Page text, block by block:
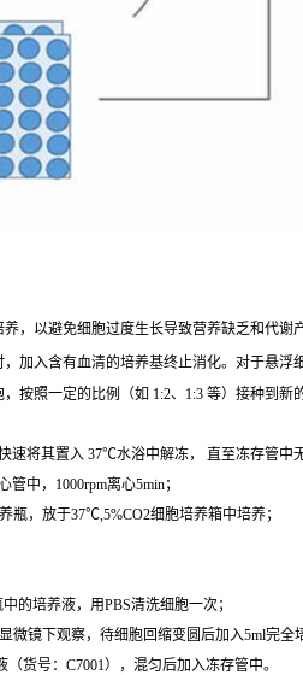
，以避免细胞过度生长导致营养缺乏和代
加入含有血清的培养基终止消化。对于悬浮
按照一定的比例（如 1:2、1:3 等）接种到新
将其置入 37℃水浴中解冻， 直至冻存管中
中，1000rpm离心5min；
瓶，放于37℃,5%CO2细胞培养箱中培养；
的培养液，用PBS清洗细胞一次；
微镜下观察，待细胞回缩变圆后加入5ml完
货号：C7001），混匀后加入冻存管中。